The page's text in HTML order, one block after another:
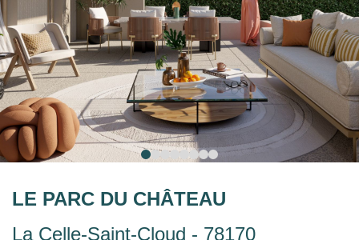
LE PARC DU CHÂTEAU
La Celle-Saint-Cloud - 78170